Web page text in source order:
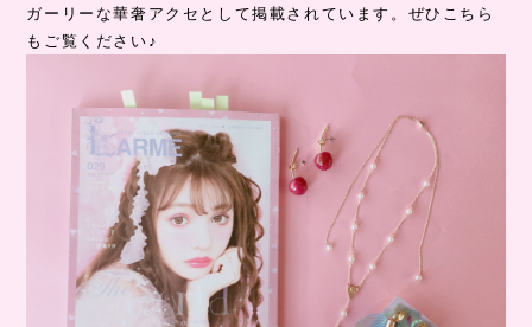
ガーリーな華奢アクセとして掲載されています。ぜひこちら
もご覧ください♪